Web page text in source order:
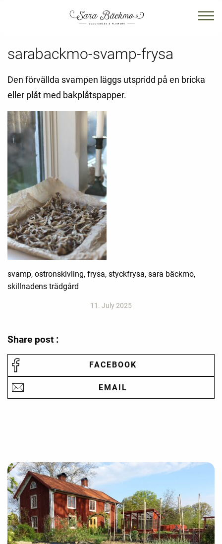
sarabackmo-svamp-frysa
Den förvällda svampen läggs utspridd på en bricka
eller plåt med bakplåtspapper.
svamp, ostronskivling, frysa, styckfrysa, sara bäckmo,
skillnadens trädgård
11. July 2025
Share post :
FACEBOOK
EMAIL